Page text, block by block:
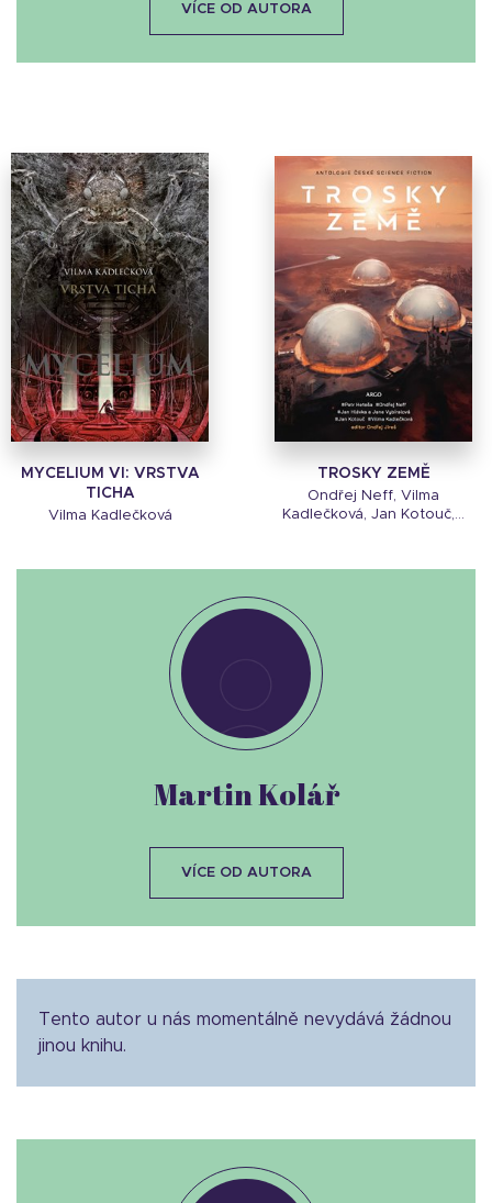
MYCELIUM VI: VRSTVA
TICHA
Vilma Kadlečková
TROSKY ZEMĚ
Ondřej Neff, Vilma
Kadlečková, Jan Kotouč,...
VÍCE OD AUTORA
Tento autor u nás momentálně nevydává žádnou
jinou knihu.
Martin Kolář
VÍCE OD AUTORA